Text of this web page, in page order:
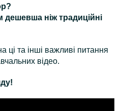
дешевша ніж традиційні
ці та інші важливі питання
відео.